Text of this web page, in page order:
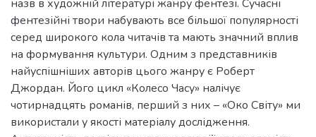
назв в художній літературі жанру фентезі. Сучасні
фентезійні твори набувають все більшої популярності
серед широкого кола читачів та мають значний вплив
на формування культури. Одним з представників
найуспішніших авторів цього жанру є Роберт
Джордан. Його цикл «Колесо Часу» налічує
чотирнадцять романів, перший з них – «Око Світу» ми
використали у якості матеріалу дослідження.